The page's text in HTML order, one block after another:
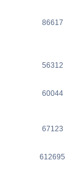
86617
56312
60044
67123
612695